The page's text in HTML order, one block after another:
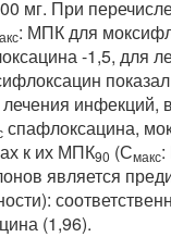
мг. При
: МПК для
-1,5, для
инфекций,
спафлоксацина,
к их МПК90 (Смакс
является
(1,96).